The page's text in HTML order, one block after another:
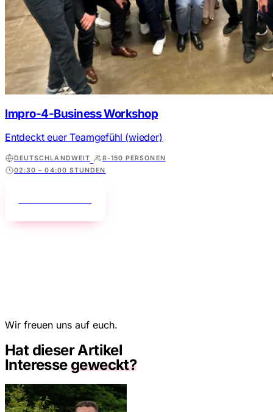
Impro-4-Business Workshop
Entdeckt euer Teamgefühl (wieder)
DEUTSCHLANDWEIT
8-150 PERSONEN
02:30 – 04:00 STUNDEN
Wir freuen uns auf euch.
Hat dieser Artikel
Interessegeweckt?